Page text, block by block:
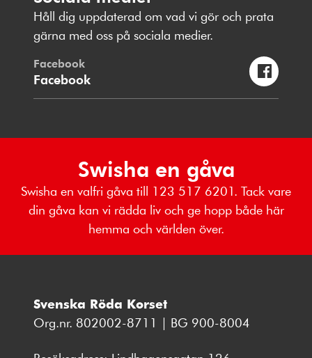
Håll dig uppdaterad om vad vi gör och prata
gärna med oss på sociala medier.
Facebook
Facebook
Swisha en gåva
Swisha en valfri gåva till 123 517 6201. Tack vare
din gåva kan vi rädda liv och ge hopp både här
hemma och världen över.
Svenska Röda Korset
Org.nr. 802002-8711 | BG 900-8004